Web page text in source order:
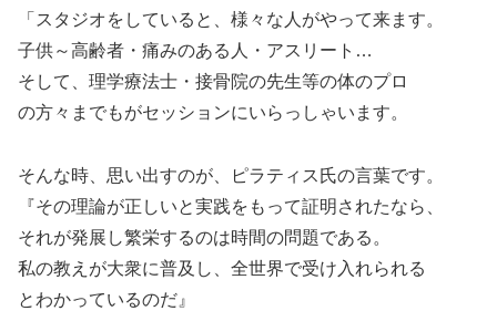
「スタジオをしていると、様々な人がやって来ます。
子供～高齢者・痛みのある人・アスリート…
そして、理学療法士・接骨院の先生等の体のプロ
の方々までもがセッションにいらっしゃいます。
そんな時、思い出すのが、ピラティス氏の言葉です。
『その理論が正しいと実践をもって証明されたなら、
それが発展し繁栄するのは時間の問題である。
私の教えが大衆に普及し、全世界で受け入れられる
とわかっているのだ』